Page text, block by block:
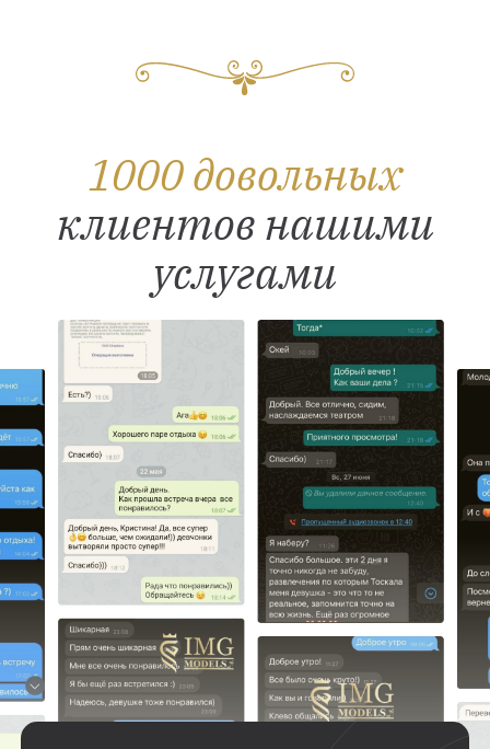
1000 довольных
клиентов нашими
услугами